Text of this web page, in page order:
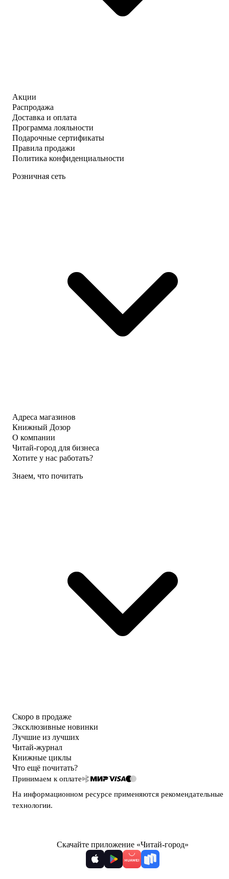
Акции
Распродажа
Доставка и оплата
Программа лояльности
Подарочные сертификаты
Правила продажи
Политика конфиденциальности
Розничная сеть
Адреса магазинов
Книжный Дозор
О компании
Читай-город для бизнеса
Хотите у нас работать?
Знаем, что почитать
Скоро в продаже
Эксклюзивные новинки
Лучшие из лучших
Читай-журнал
Книжные циклы
Что ещё почитать?
Принимаем к оплате
На информационном ресурсе применяются рекомендательные
технологии.
Скачайте приложение «Читай-город»